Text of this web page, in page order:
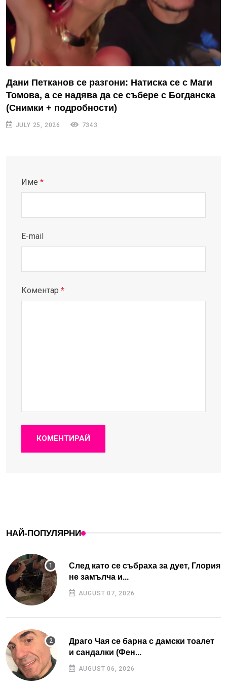
Дани Петканов се разгони: Натиска се с Маги
Томова, а се надява да се събере с Богданска
(Снимки + подробности)
JULY 25, 2026 7343
Име *
E-mail
Коментар *
КОМЕНТИРАЙ
НАЙ-ПОПУЛЯРНИ
След като се събраха за дует, Глория
не замълча и...
AUGUST 07, 2026
Драго Чая се барна с дамски тоалет
и сандалки (Фен...
AUGUST 06, 2026